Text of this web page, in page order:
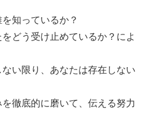
知っているか？
どう受け止めているか？によ
い限り、あなたは存在しない
徹底的に磨いて、伝える努力